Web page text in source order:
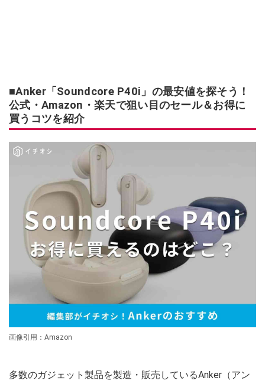
■Anker「Soundcore P40i」の最安値を探そう！
公式・Amazon・楽天で狙い目のセール＆お得に
買うコツを紹介
画像引用：Amazon
多数のガジェット製品を製造・販売しているAnker（アン